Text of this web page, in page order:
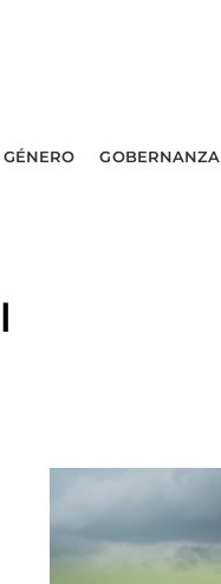
GÉNERO GOBERNANZA